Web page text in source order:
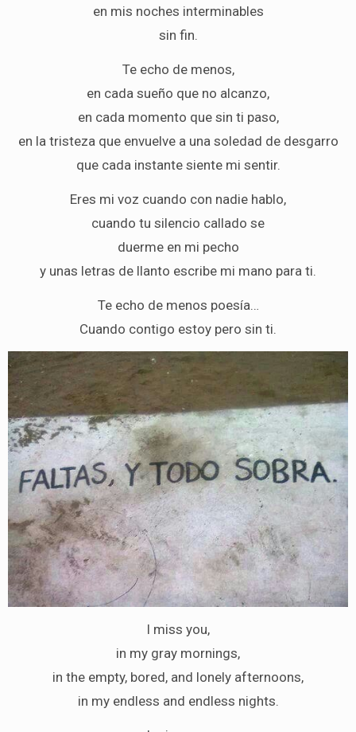
en mis noches interminables
sin fin.
Te echo de menos,
en cada sueño que no alcanzo,
en cada momento que sin ti paso,
en la tristeza que envuelve a una soledad de desgarro
que cada instante siente mi sentir.
Eres mi voz cuando con nadie hablo,
cuando tu silencio callado se
duerme en mi pecho
y unas letras de llanto escribe mi mano para ti.
Te echo de menos poesía…
Cuando contigo estoy pero sin ti.
I miss you,
in my gray mornings,
in the empty, bored, and lonely afternoons,
in my endless and endless nights.